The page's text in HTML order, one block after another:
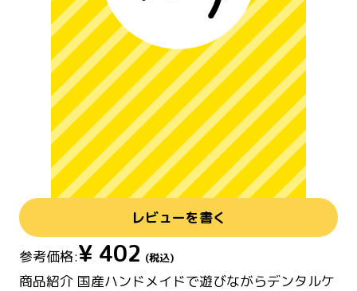
レビューを書く
参考価格:¥ 402 (税込)
商品紹介 国産ハンドメイドで遊びながらデンタルケ